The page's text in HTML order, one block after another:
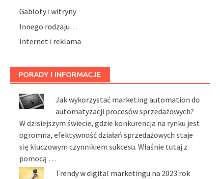
Gabloty i witryny
Innego rodzaju…
Internet i reklama
PORADY I INFORMACJE
Jak wykorzystać marketing automation do
automatyzacji procesów sprzedażowych?
W dzisiejszym świecie, gdzie konkurencja na rynku jest
ogromna, efektywność działań sprzedażowych staje
się kluczowym czynnikiem sukcesu. Właśnie tutaj z
pomocą …
Trendy w digital marketingu na 2023 rok